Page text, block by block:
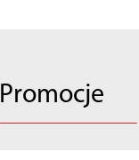
Promocje